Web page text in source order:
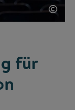
©
für